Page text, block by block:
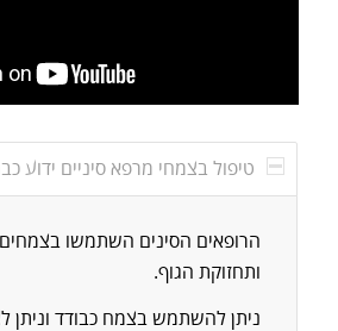
טיפול בצמחי מרפא סיניים ידוע
הרופאים הסינים השתמשו בצמחים
ותחזוקת הגוף.
ניתן להשתמש בצמח כבודד וניתן